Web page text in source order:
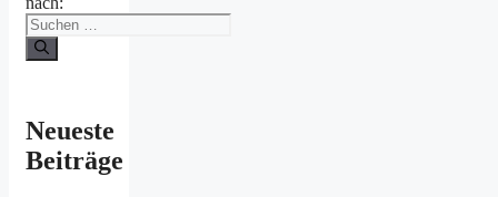
Neueste
Beiträge